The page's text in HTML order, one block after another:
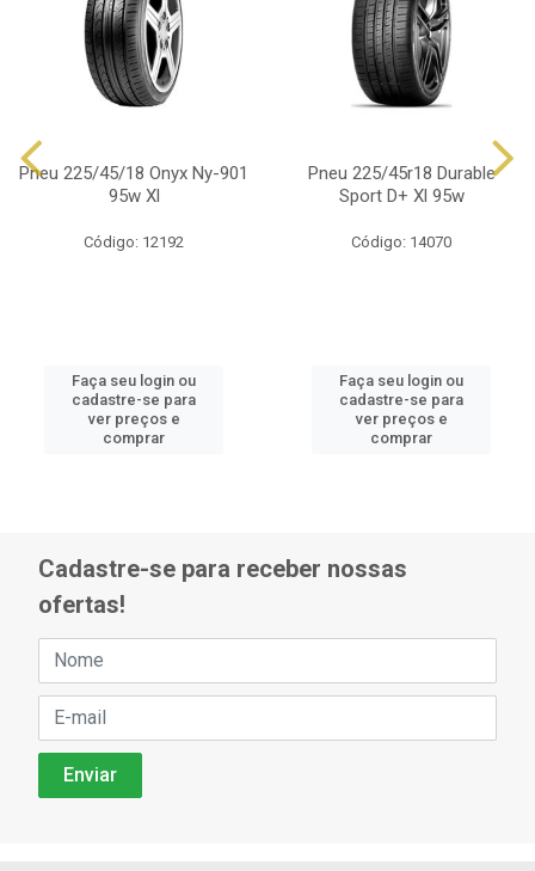
Pneu 225/45/18 Onyx Ny-901
95w Xl
Código: 12192
Faça seu login ou
cadastre-se para
ver preços e
comprar
Pneu 225/45r18 Durable
Sport D+ Xl 95w
Código: 14070
Faça seu login ou
cadastre-se para
ver preços e
comprar
Cadastre-se para receber nossas
ofertas!